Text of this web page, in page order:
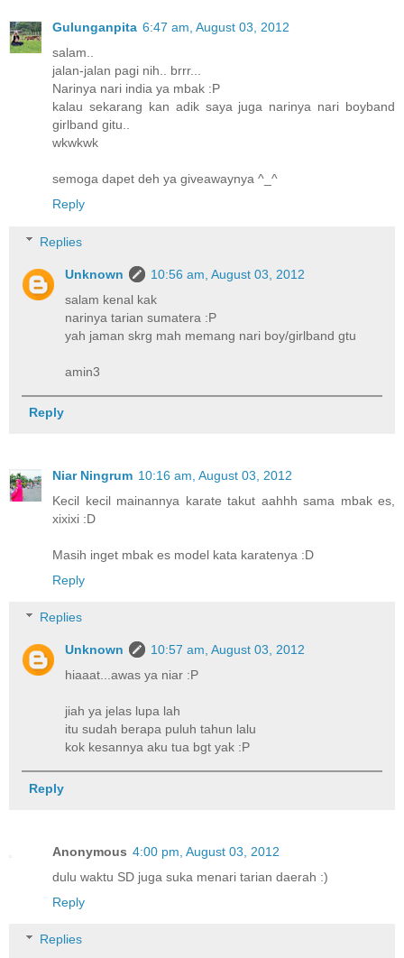
Gulunganpita 6:47 am, August 03, 2012
salam..
jalan-jalan pagi nih.. brrr...
Narinya nari india ya mbak :P
kalau sekarang kan adik saya juga narinya nari boyband
girlband gitu..
wkwkwk
semoga dapet deh ya giveawaynya ^_^
Reply
Replies
Unknown
10:56 am, August 03, 2012
salam kenal kak
narinya tarian sumatera :P
yah jaman skrg mah memang nari boy/girlband gtu
amin3
Reply
Niar Ningrum 10:16 am, August 03, 2012
Kecil kecil mainannya karate takut aahhh sama mbak es,
xixixi :D
Masih inget mbak es model kata karatenya :D
Reply
Replies
Unknown
10:57 am, August 03, 2012
hiaaat...awas ya niar :P
jiah ya jelas lupa lah
itu sudah berapa puluh tahun lalu
kok kesannya aku tua bgt yak :P
Reply
Anonymous 4:00 pm, August 03, 2012
dulu waktu SD juga suka menari tarian daerah :)
Reply
Replies